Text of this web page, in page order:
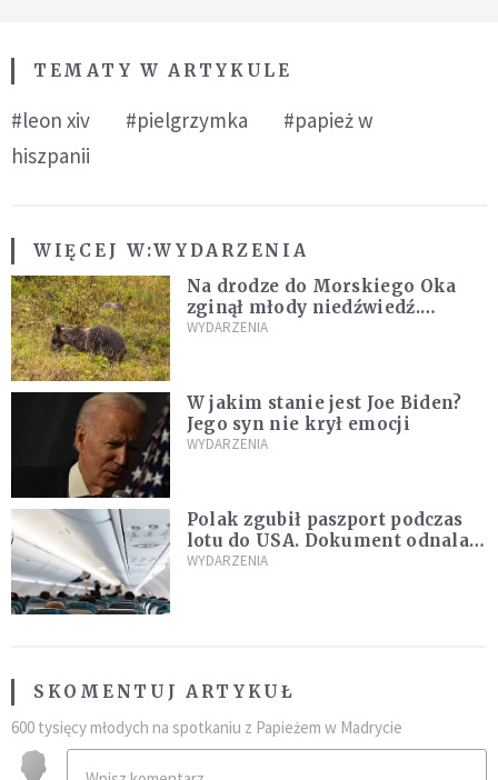
TEMATY W ARTYKULE
#leon xiv #pielgrzymka
#papież w
hiszpanii
WIĘCEJ W:WYDARZENIA
Na drodze do Morskiego Oka
zginął młody niedźwiedź.
Sprawę bada Policja i TPN
WYDARZENIA
W jakim stanie jest Joe Biden?
Jego syn nie krył emocji
WYDARZENIA
Polak zgubił paszport podczas
lotu do USA. Dokument odnalazł
się w nietypowym miejscu
WYDARZENIA
SKOMENTUJ ARTYKUŁ
600 tysięcy młodych na spotkaniu z Papieżem w Madrycie